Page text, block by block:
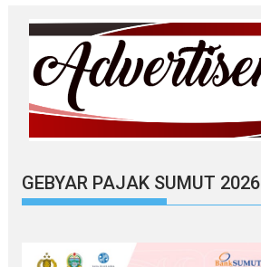
GEBYAR PAJAK SUMUT 2026